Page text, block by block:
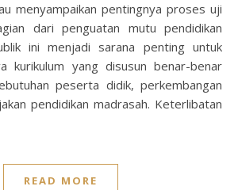
menyampaikan pentingnya proses uji
dari penguatan mutu pendidikan
ini menjadi sarana penting untuk
kurikulum yang disusun benar-benar
peserta didik, perkembangan
pendidikan madrasah. Keterlibatan
READ MORE